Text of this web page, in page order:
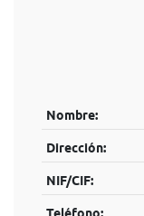
Nombre:
Dirección:
NIF/CIF: